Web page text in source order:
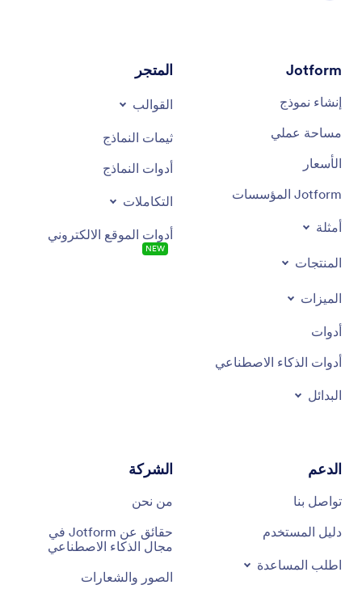
Jotform
إنشاء نموذج
مساحة عملي
الأسعار
Jotform المؤسسات
أمثلة
المنتجات
الميزات
أدوات
أدوات الذكاء الاصطناعي
البدائل
المتجر
القوالب
ثيمات النماذج
أدوات النماذج
التكاملات
أدوات الموقع الالكتروني
NEW
الدعم
تواصل بنا
دليل المستخدم
اطلب المساعدة
الشركة
من نحن
حقائق عن Jotform في
مجال الذكاء الاصطناعي
الصور والشعارات